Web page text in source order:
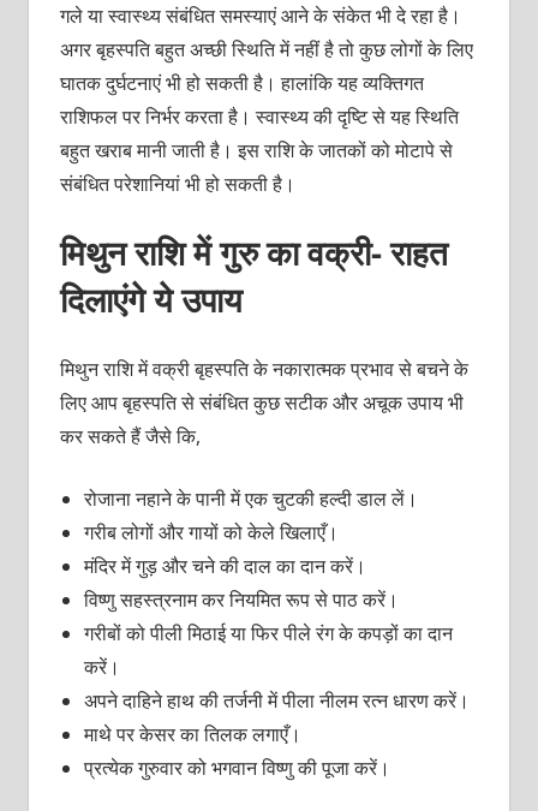
गले या स्वास्थ्य संबंधित समस्याएं आने के संकेत भी दे रहा है।
अगर बृहस्पति बहुत अच्छी स्थिति में नहीं है तो कुछ लोगों के लिए
घातक दुर्घटनाएं भी हो सकती है। हालांकि यह व्यक्तिगत
राशिफल पर निर्भर करता है। स्वास्थ्य की दृष्टि से यह स्थिति
बहुत खराब मानी जाती है। इस राशि के जातकों को मोटापे से
संबंधित परेशानियां भी हो सकती है।
मिथुन राशि में गुरु का वक्री- राहत
दिलाएंगे ये उपाय
मिथुन राशि में वक्री बृहस्पति के नकारात्मक प्रभाव से बचने के
लिए आप बृहस्पति से संबंधित कुछ सटीक और अचूक उपाय भी
कर सकते हैं जैसे कि,
रोजाना नहाने के पानी में एक चुटकी हल्दी डाल लें।
गरीब लोगों और गायों को केले खिलाएँ।
मंदिर में गुड़ और चने की दाल का दान करें।
विष्णु सहस्त्रनाम कर नियमित रूप से पाठ करें।
गरीबों को पीली मिठाई या फिर पीले रंग के कपड़ों का दान
करें।
अपने दाहिने हाथ की तर्जनी में पीला नीलम रत्न धारण करें।
माथे पर केसर का तिलक लगाएँ।
प्रत्येक गुरुवार को भगवान विष्णु की पूजा करें।